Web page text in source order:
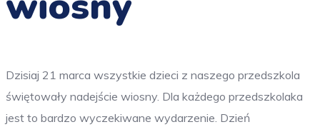
Dzisiaj 21 marca wszystkie dzieci z naszego przedszkola
świętowały nadejście wiosny. Dla każdego przedszkolaka
jest to bardzo wyczekiwane wydarzenie. Dzień